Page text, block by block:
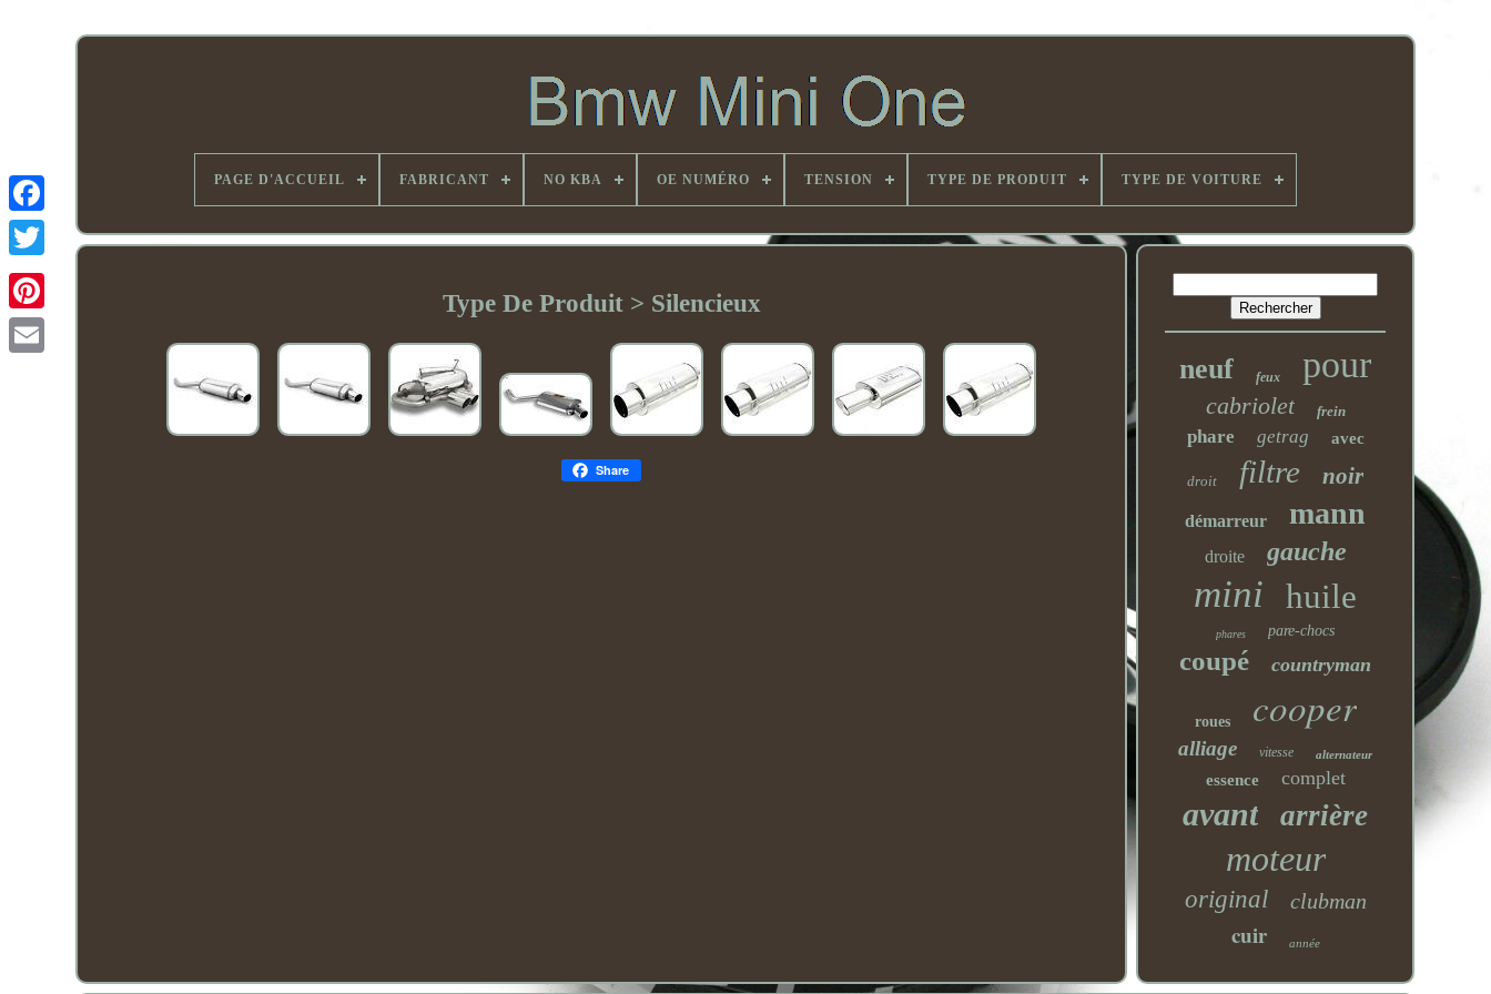
PAGE D'ACCUEIL FABRICANT NO KBA OE NUMÉRO TENSION TYPE DE PRODUIT TYPE DE VOITURE
Type De Produit > Silencieux
Share
neuf feux pour
cabriolet frein
phare getrag avec
droit filtre noir
démarreur mann
droite gauche
mini huile
phares pare-chocs
coupé countryman
roues cooper
alliage vitesse alternateur
essence complet
avant arrière
moteur
original clubman
cuir année